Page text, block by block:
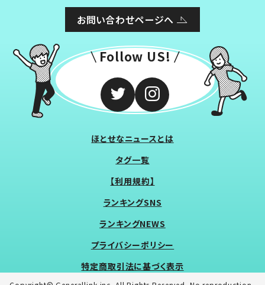
お問い合わせページへ
Follow US!
ほとせなニュースとは
タグ一覧
【利用規約】
ランキングSNS
ランキングNEWS
プライバシーポリシー
特定商取引法に基づく表示